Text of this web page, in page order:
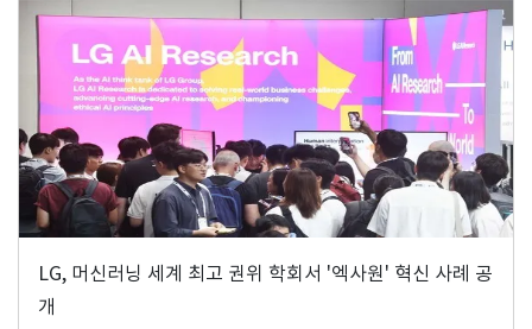
LG, 머신러닝 세계 최고 권위 학회서 '엑사원' 혁신 사례 공
개